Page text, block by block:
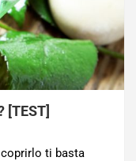
[TEST]
ti basta